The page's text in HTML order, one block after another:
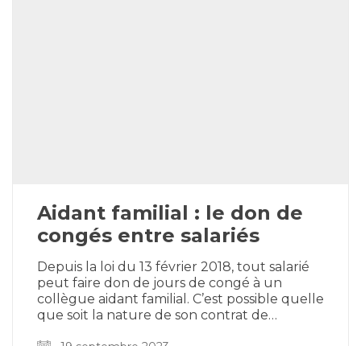
Aidant familial : le don de
congés entre salariés
Depuis la loi du 13 février 2018, tout salarié
peut faire don de jours de congé à un
collègue aidant familial. C’est possible quelle
que soit la nature de son contrat de…